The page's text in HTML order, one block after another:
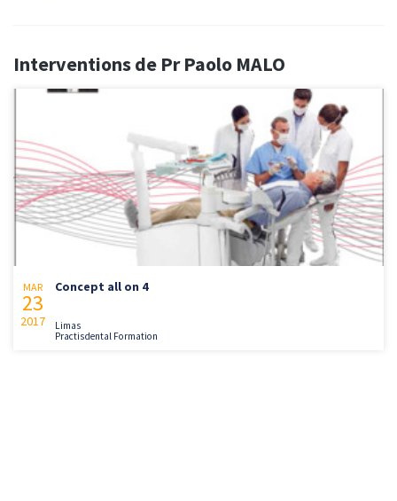
Interventions de Pr Paolo MALO
MAR
23
2017
Concept all on 4
Limas
Practisdental Formation